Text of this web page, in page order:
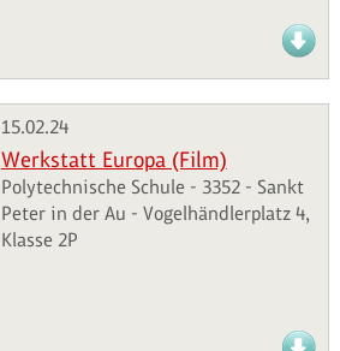
15.02.24
Werkstatt Europa (Film)
Polytechnische Schule - 3352 - Sankt
Peter in der Au - Vogelhändlerplatz 4,
Klasse 2P